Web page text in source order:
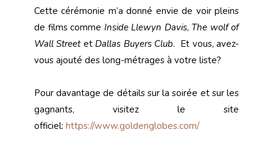
Cette cérémonie m’a donné envie de voir pleins
de films comme Inside Llewyn Davis, The wolf of
Wall Streetet Dallas Buyers Club. Et vous, avez-
vous ajouté des long-métrages à votre liste?
Pour davantage de détails sur la soirée et sur les
gagnants, visitez le site
officiel: https://www.goldenglobes.com/